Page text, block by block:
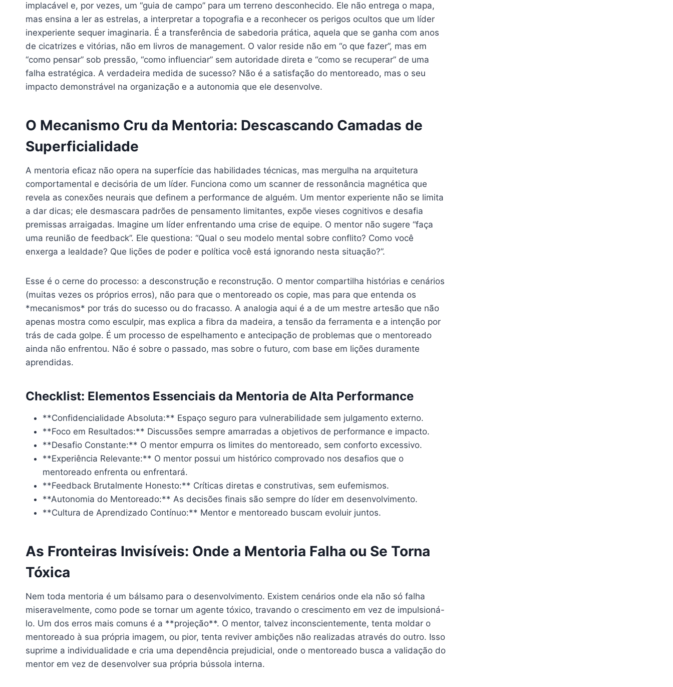
implacável e, por vezes, um “guia de campo” para um terreno desconhecido. Ele não entrega o mapa,
mas ensina a ler as estrelas, a interpretar a topografia e a reconhecer os perigos ocultos que um líder
inexperiente sequer imaginaria. É a transferência de sabedoria prática, aquela que se ganha com anos
de cicatrizes e vitórias, não em livros de management. O valor reside não em “o que fazer”, mas em
“como pensar” sob pressão, “como influenciar” sem autoridade direta e “como se recuperar” de uma
falha estratégica. A verdadeira medida de sucesso? Não é a satisfação do mentoreado, mas o seu
impacto demonstrável na organização e a autonomia que ele desenvolve.
O Mecanismo Cru da Mentoria: Descascando Camadas de
Superficialidade
A mentoria eficaz não opera na superfície das habilidades técnicas, mas mergulha na arquitetura
comportamental e decisória de um líder. Funciona como um scanner de ressonância magnética que
revela as conexões neurais que definem a performance de alguém. Um mentor experiente não se limita
a dar dicas; ele desmascara padrões de pensamento limitantes, expõe vieses cognitivos e desafia
premissas arraigadas. Imagine um líder enfrentando uma crise de equipe. O mentor não sugere “faça
uma reunião de feedback”. Ele questiona: “Qual o seu modelo mental sobre conflito? Como você
enxerga a lealdade? Que lições de poder e política você está ignorando nesta situação?”.
Esse é o cerne do processo: a desconstrução e reconstrução. O mentor compartilha histórias e cenários
(muitas vezes os próprios erros), não para que o mentoreado os copie, mas para que entenda os
*mecanismos* por trás do sucesso ou do fracasso. A analogia aqui é a de um mestre artesão que não
apenas mostra como esculpir, mas explica a fibra da madeira, a tensão da ferramenta e a intenção por
trás de cada golpe. É um processo de espelhamento e antecipação de problemas que o mentoreado
ainda não enfrentou. Não é sobre o passado, mas sobre o futuro, com base em lições duramente
aprendidas.
Checklist: Elementos Essenciais da Mentoria de Alta Performance
**Confidencialidade Absoluta:** Espaço seguro para vulnerabilidade sem julgamento externo.
**Foco em Resultados:** Discussões sempre amarradas a objetivos de performance e impacto.
**Desafio Constante:** O mentor empurra os limites do mentoreado, sem conforto excessivo.
**Experiência Relevante:** O mentor possui um histórico comprovado nos desafios que o
mentoreado enfrenta ou enfrentará.
**Feedback Brutalmente Honesto:** Críticas diretas e construtivas, sem eufemismos.
**Autonomia do Mentoreado:** As decisões finais são sempre do líder em desenvolvimento.
**Cultura de Aprendizado Contínuo:** Mentor e mentoreado buscam evoluir juntos.
As Fronteiras Invisíveis: Onde a Mentoria Falha ou Se Torna
Tóxica
Nem toda mentoria é um bálsamo para o desenvolvimento. Existem cenários onde ela não só falha
miseravelmente, como pode se tornar um agente tóxico, travando o crescimento em vez de impulsioná-
lo. Um dos erros mais comuns é a **projeção**. O mentor, talvez inconscientemente, tenta moldar o
mentoreado à sua própria imagem, ou pior, tenta reviver ambições não realizadas através do outro. Isso
suprime a individualidade e cria uma dependência prejudicial, onde o mentoreado busca a validação do
mentor em vez de desenvolver sua própria bússola interna.